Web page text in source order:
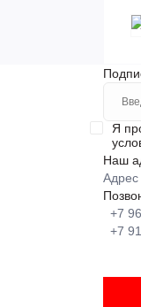
Я
Наш
+7
+7